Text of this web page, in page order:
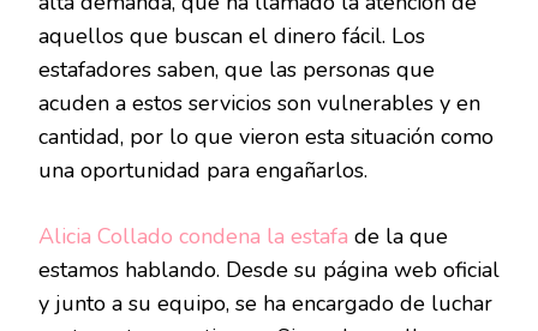
aquellos que buscan el dinero fácil. Los
estafadores saben, que las personas que
acuden a estos servicios son vulnerables y en
cantidad, por lo que vieron esta situación como
una oportunidad para engañarlos.
Alicia Collado condena la estafa de la que
estamos hablando. Desde su página web oficial
y junto a su equipo, se ha encargado de luchar